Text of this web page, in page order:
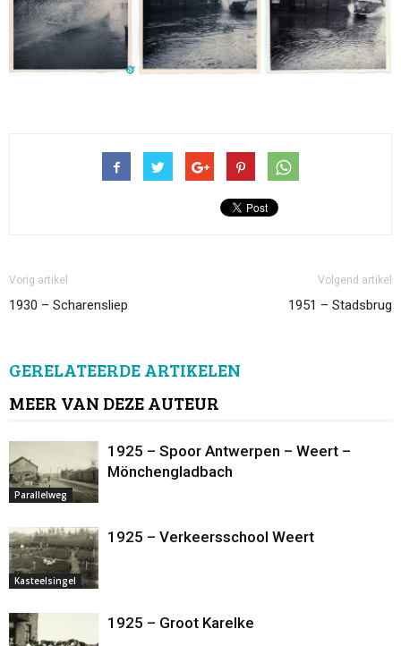
Vorig artikel
1930 – Scharensliep
Volgend artikel
1951 – Stadsbrug
GERELATEERDE ARTIKELEN
MEER VAN DEZE AUTEUR
Parallelweg
1925 – Spoor Antwerpen – Weert –
Mönchengladbach
Kasteelsingel
1925 – Verkeersschool Weert
1925 – Groot Karelke